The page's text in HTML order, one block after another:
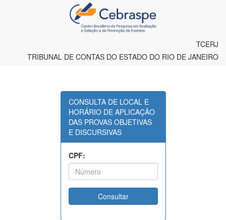
TCERJ
TRIBUNAL DE CONTAS DO ESTADO DO RIO DE JANEIRO
CONSULTA DE LOCAL E
HORÁRIO DE APLICAÇÃO
DAS PROVAS OBJETIVAS
E DISCURSIVAS
CPF: